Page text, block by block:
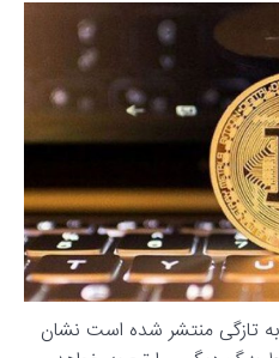
تازگی منتشر شده است نشان